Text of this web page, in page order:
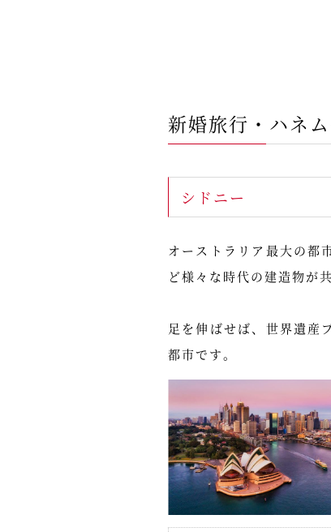
新婚旅行・ハネ
シドニー
オーストラリア最大の都
ど様々な時代の建造物が
足を伸ばせば、世界遺産
都市です。